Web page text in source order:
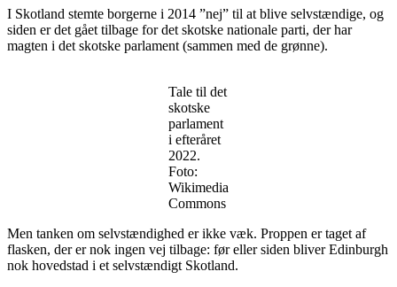
I Skotland stemte borgerne i 2014 ”nej” til at blive selvstændige, og
siden er det gået tilbage for det skotske nationale parti, der har
magten i det skotske parlament (sammen med de grønne).
Tale til det
skotske
parlament
i efteråret
2022.
Foto:
Wikimedia
Commons
Men tanken om selvstændighed er ikke væk. Proppen er taget af
flasken, der er nok ingen vej tilbage: før eller siden bliver Edinburgh
nok hovedstad i et selvstændigt Skotland.